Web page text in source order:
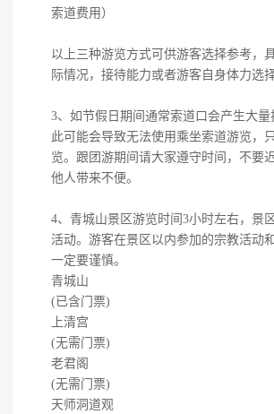
索道费用）
以上三种游览方式可供游客选择参考，
际情况，接待能力或者游客自身体力选择
3、如节假日期间通常索道口会产生大量
此可能会导致无法使用乘坐索道游览，
览。跟团游期间请大家遵守时间，不要
他人带来不便。
4、青城山景区游览时间3小时左右，景
活动。游客在景区以内参加的宗教活动
一定要谨慎。
青城山
(已含门票)
上清宫
(无需门票)
老君阁
(无需门票)
天师洞道观